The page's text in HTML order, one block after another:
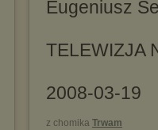
Eugeniusz
TELEWIZJA
2008-03-19
z chomika Trwam